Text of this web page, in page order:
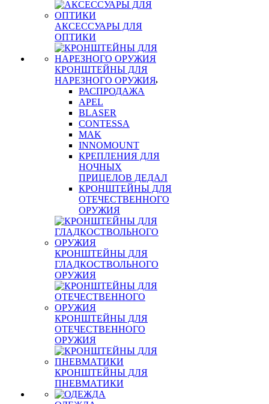
АКСЕССУАРЫ ДЛЯ
ОПТИКИ
КРОНШТЕЙНЫ ДЛЯ
НАРЕЗНОГО ОРУЖИЯ
РАСПРОДАЖА
APEL
BLASER
CONTESSA
MAK
INNOMOUNT
КРЕПЛЕНИЯ ДЛЯ
НОЧНЫХ
ПРИЦЕЛОВ ДЕДАЛ
КРОНШТЕЙНЫ ДЛЯ
ОТЕЧЕСТВЕННОГО
ОРУЖИЯ
КРОНШТЕЙНЫ ДЛЯ
ГЛАДКОСТВОЛЬНОГО
ОРУЖИЯ
КРОНШТЕЙНЫ ДЛЯ
ОТЕЧЕСТВЕННОГО
ОРУЖИЯ
КРОНШТЕЙНЫ ДЛЯ
ПНЕВМАТИКИ